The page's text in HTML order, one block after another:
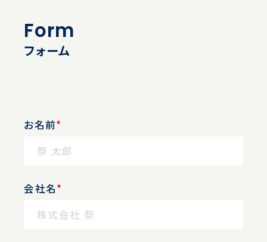
What we do
Form
フォーム
お名前*
会社名*